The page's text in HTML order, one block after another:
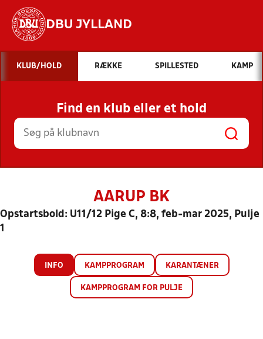
DBU JYLLAND
Hvad vil du søge efter?
INDHOLD OG NYHEDER
STILLINGER, RESULTATER, KLUBBER OG
HOLD
KLUB/HOLD RÆKKE SPILLESTED KAMP
Find en klub eller et hold
AARUP BK
Opstartsbold: U11/12 Pige C, 8:8, feb-mar 2025, Pulje
1
INFO KAMPPROGRAM KARANTÆNER
KAMPPROGRAM FOR PULJE